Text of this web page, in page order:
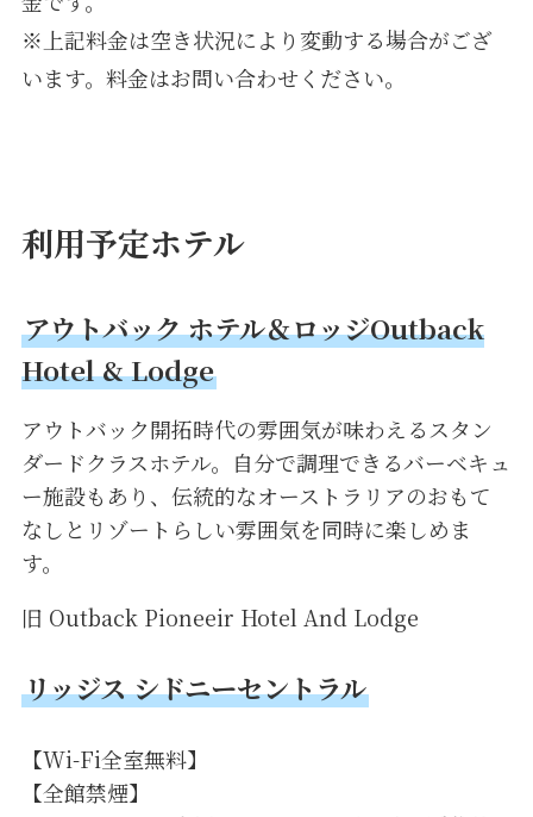
※上記料金は空き状況により変動する場合がござ
います。料金はお問い合わせください。
利用予定ホテル
アウトバック ホテル＆ロッジOutback
Hotel & Lodge
アウトバック開拓時代の雰囲気が味わえるスタン
ダードクラスホテル。自分で調理できるバーベキュ
ー施設もあり、伝統的なオーストラリアのおもて
なしとリゾートらしい雰囲気を同時に楽しめま
す。
旧 Outback Pioneeir Hotel And Lodge
リッジス シドニーセントラル
【Wi-Fi全室無料】
【全館禁煙】